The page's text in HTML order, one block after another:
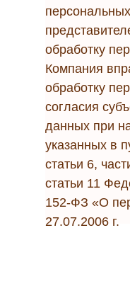
обработку
Компания
обработку
согласия
данных при
указанных в
статьи 6,
статьи 11
152-ФЗ «О
27.07.2006 г.